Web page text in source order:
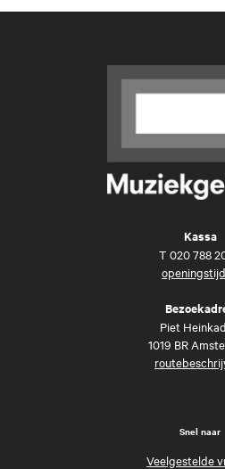
Kassa
T 020 788
Piet
1019 BR
Snel naar
Veelgestelde